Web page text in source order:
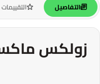
التفاصيل التقييمات
زولكس